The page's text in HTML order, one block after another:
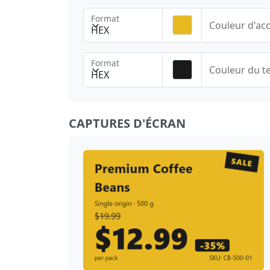
HEX
Format
Couleur
HEX
Format
Couleur du
CAPTURES D'ÉCRAN